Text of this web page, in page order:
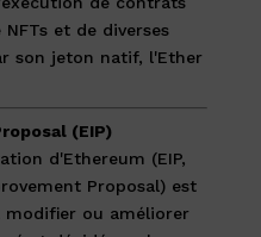
et de diverses
son jeton natif, l'Ether
(EIP)
d'Ethereum (EIP,
Proposal) est
modifier ou améliorer